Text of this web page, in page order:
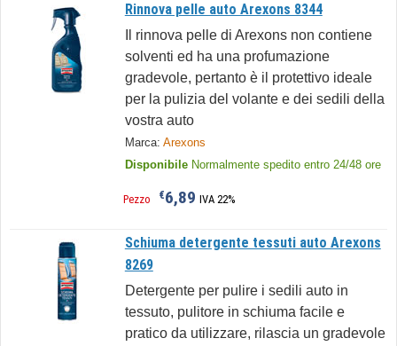
Rinnova pelle auto Arexons 8344
Il rinnova pelle di Arexons non contiene
solventi ed ha una profumazione
gradevole, pertanto è il protettivo ideale
per la pulizia del volante e dei sedili della
vostra auto
Marca: Arexons
Disponibile Normalmente spedito entro 24/48 ore
Pezzo €6,89 IVA 22%
Schiuma detergente tessuti auto Arexons
8269
Detergente per pulire i sedili auto in
tessuto, pulitore in schiuma facile e
pratico da utilizzare, rilascia un gradevole